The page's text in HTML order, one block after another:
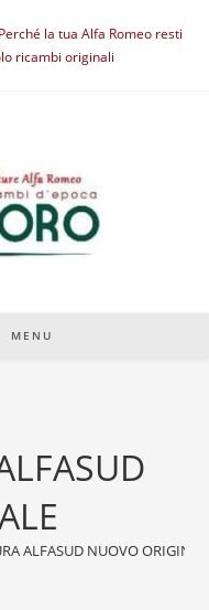
Perché la tua Alfa Romeo resti
ricambi originali
MENU
ALFASUD NUOVO